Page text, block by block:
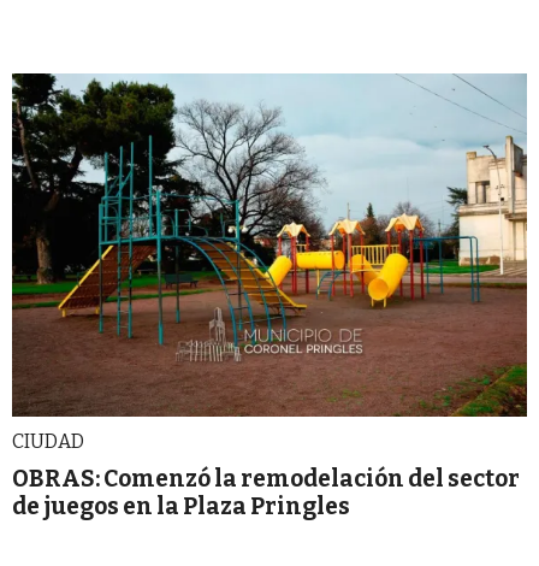
CIUDAD
OBRAS: Comenzó la remodelación del sector
de juegos en la Plaza Pringles